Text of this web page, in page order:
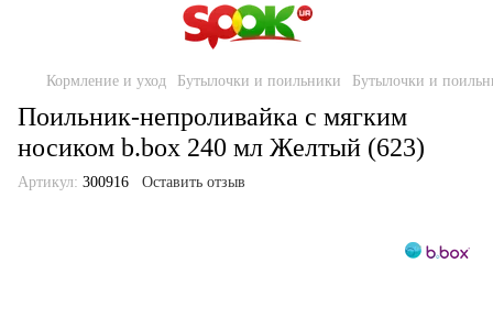
Кормление и уход Бутылочки и поильники Бутылочки и
Поильник-непроливайка с мягким
носиком b.box 240 мл Желтый (623)
Артикул: 300916 Оставить отзыв